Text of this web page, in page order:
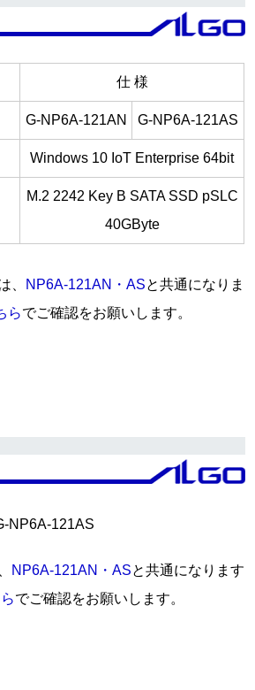
仕 様
G-NP6A-121AN G-NP6A-121AS
Windows 10 IoT Enterprise 64bit
M.2 2242 Key B SATA SSD pSLC
40GByte
、 NP6A-121AN・ASと共通になりま
らでご確認をお願いします。
NP6A-121AS
NP6A-121AN・ASと共通になります
でご確認をお願いします。